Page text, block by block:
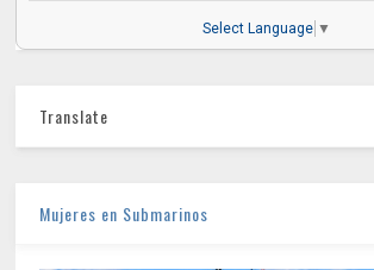
Select Language ▼
Translate
Mujeres en Submarinos